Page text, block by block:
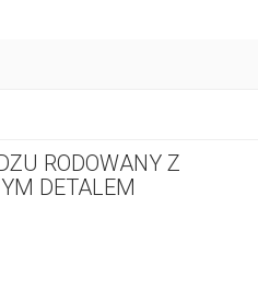
RODOWANY Z
DETALEM